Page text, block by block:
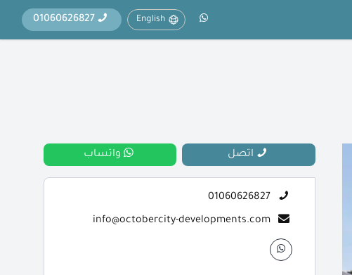
English
01060626827
اتصل واتساب
01060626827
info@octobercity-developments.com